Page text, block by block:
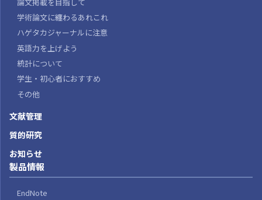
学術論文に纏わるあれこれ
ハゲタカジャーナルに注意
英語力を上げよう
統計について
学生・初心者におすすめ
その他
文献管理
質的研究
お知らせ
製品情報
EndNote